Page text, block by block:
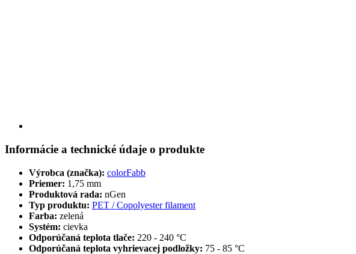
Informácie a technické údaje o produkte
Výrobca (značka): colorFabb
Priemer: 1,75 mm
Produktová rada: nGen
Typ produktu: PET / Copolyester filament
Farba: zelená
Systém: cievka
Odporúčaná teplota tlače: 220 - 240 °C
Odporúčaná teplota vyhrievacej podložky: 75 - 85 °C